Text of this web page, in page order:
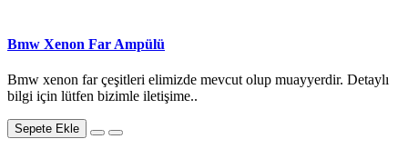
Bmw Xenon Far Ampülü
Bmw xenon far çeşitleri elimizde mevcut olup muayyerdir. Detaylı
bilgi için lütfen bizimle iletişime..
Sepete Ekle